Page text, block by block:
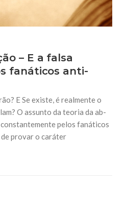
– E a falsa
fanáticos anti-
E Se existe, é realmente o
O assunto da teoria da ab-
pelos fanáticos
provar o caráter